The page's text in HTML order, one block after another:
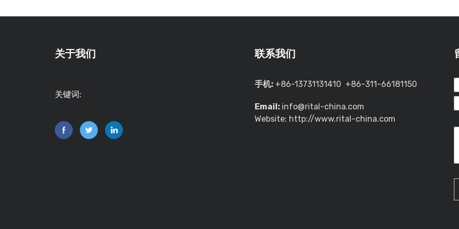
关于我们
关键词:
联系我们
手机: +86-13731131410 +86-311-66181150
Email: info@rital-china.com
Website: http://www.rital-china.com